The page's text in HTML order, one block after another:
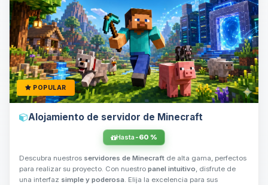
POPULAR
Alojamiento de servidor de Minecraft
Hasta -60 %
Descubra nuestros servidores de Minecraft de alta gama, perfectos
para realizar su proyecto. Con nuestro panel intuitivo, disfrute de
una interfaz simple y poderosa. Elija la excelencia para sus